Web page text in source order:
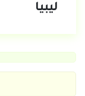
ليبيا